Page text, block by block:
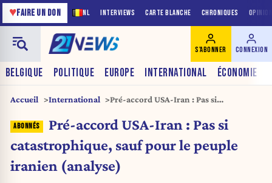
NL INTERVIEWS CARTE BLANCHE CHRONIQUES
♥FAIRE UN DON
BELGIQUE POLITIQUE EUROPE INTERNATIONAL ÉCONOMIE
S'ABONNER CONNEXION
Accueil International
Pré-accord USA-Iran : Pas si
iranien (analyse)
Pré-accord USA-Iran : Pas si
catastrophique, sauf pour le peuple
iranien (analyse)